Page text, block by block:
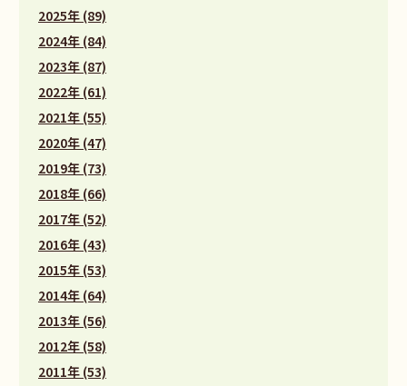
2025年 (89)
2024年 (84)
2023年 (87)
2022年 (61)
2021年 (55)
2020年 (47)
2019年 (73)
2018年 (66)
2017年 (52)
2016年 (43)
2015年 (53)
2014年 (64)
2013年 (56)
2012年 (58)
2011年 (53)